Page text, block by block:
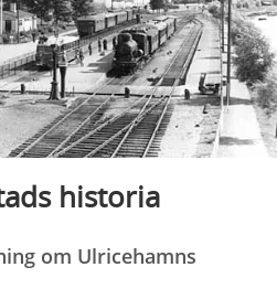
historia
om Ulricehamns